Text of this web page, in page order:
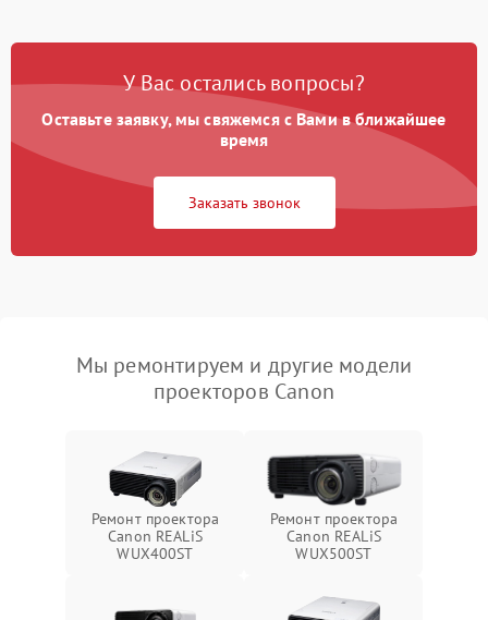
У Вас остались вопросы?
Оставьте заявку, мы свяжемся с Вами в ближайшее
время
Заказать звонок
Мы ремонтируем и другие модели
проекторов Canon
Ремонт проектора
Canon REALiS
WUX400ST
Ремонт проектора
Canon REALiS
WUX500ST